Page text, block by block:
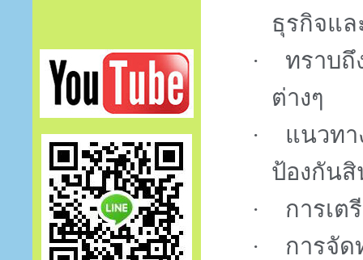
ธุรกิจแล
·
ทราบถึ
ต่างๆ
·
แนวทา
ป้องกัน
· การเต
·
การจัด